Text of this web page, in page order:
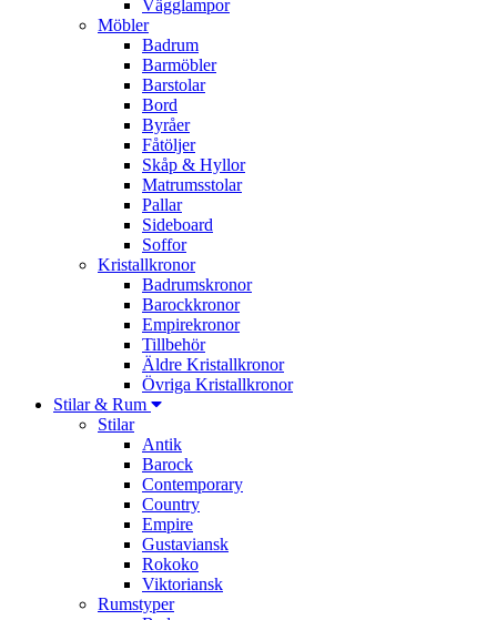
Vägglampor
Möbler
Badrum
Barmöbler
Barstolar
Bord
Byråer
Fåtöljer
Skåp & Hyllor
Matrumsstolar
Pallar
Sideboard
Soffor
Kristallkronor
Badrumskronor
Barockkronor
Empirekronor
Tillbehör
Äldre Kristallkronor
Övriga Kristallkronor
Stilar & Rum
Stilar
Antik
Barock
Contemporary
Country
Empire
Gustaviansk
Rokoko
Viktoriansk
Rumstyper